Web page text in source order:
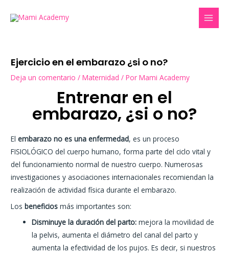
Ejercicio en el embarazo ¿si o no?
Deja un comentario /Maternidad / PorMami Academy
Entrenar en el
embarazo, ¿si o no?
Elembarazo no es una enfermedad, es un proceso
FISIOLÓGICO del cuerpo humano, forma parte del ciclo vital y
del funcionamiento normal de nuestro cuerpo. Numerosas
investigaciones y asociaciones internacionales recomiendan la
realización de actividad física durante el embarazo.
Losbeneficiosmás importantes son:
Disminuye la duración del parto:mejora la movilidad de
la pelvis, aumenta el diámetro del canal del parto y
aumenta la efectividad de los pujos. Es decir, si nuestros
de
entradas